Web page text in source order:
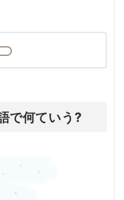
で何ていう?